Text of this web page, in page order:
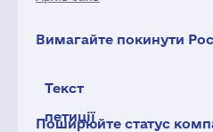
Вимагайте покинути
Текст
петиції
Поширюйте статус